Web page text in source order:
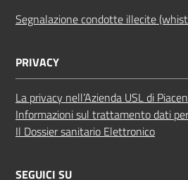
Segnalazione condotte illecite
PRIVACY
La privacy nell’Azienda USL di
Informazioni sul trattamento dati
Il Dossier sanitario Elettronico
SEGUICI SU